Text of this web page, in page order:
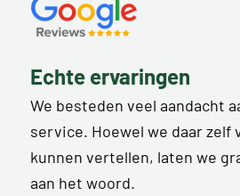
Echte ervaringen
We besteden veel aandacht
service. Hoewel we daar zelf
kunnen vertellen, laten we
aan het woord.